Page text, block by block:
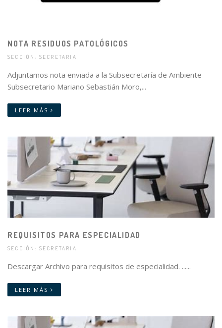
NOTA RESIDUOS PATOLÓGICOS
SECCIÓN: SECRETARIA
Adjuntamos nota enviada a la Subsecretaría de Ambiente
Subsecretario Mariano Sebastián Moro,...
LEER MÁS
REQUISITOS PARA ESPECIALIDAD
SECCIÓN: SECRETARIA
Descargar Archivo para requisitos de especialidad. ......
LEER MÁS